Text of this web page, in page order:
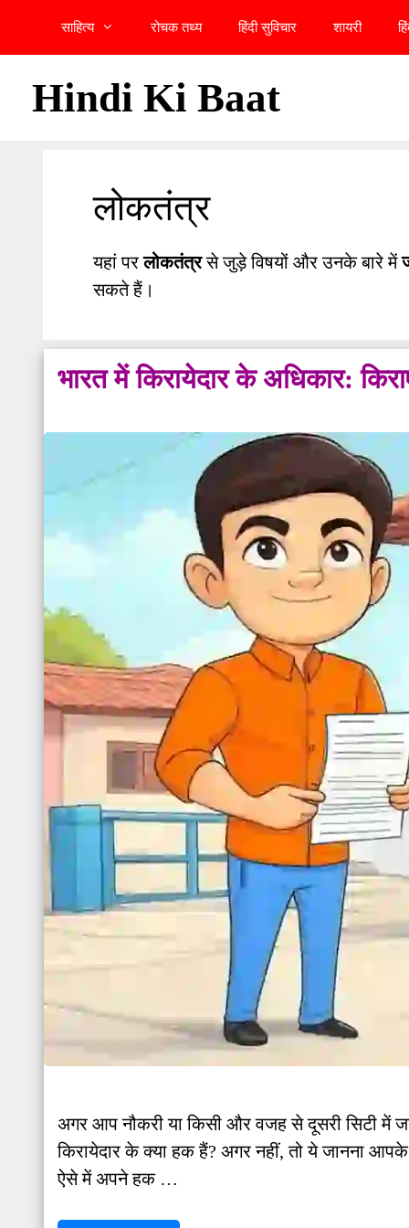
साहित्य रोचक तथ्य हिंदी सुविचार शायरी
Hindi Ki Baat
लोकतंत्र
यहां परलोकतंत्रसे जुड़े विषयों और उनके बारे में
सकते हैं।
भारत में किरायेदार के अधिकार:
अगर आप नौकरी या किसी और वजह से दूसरी सिटी में
किरायेदार के क्या हक हैं? अगर नहीं, तो ये जानना
ऐसे में अपने हक …